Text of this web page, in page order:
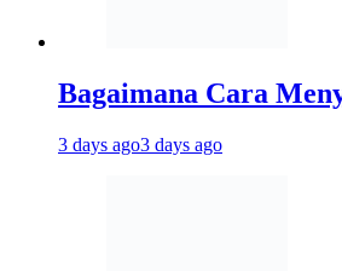
Bagaimana Cara
3 days ago3 days ago